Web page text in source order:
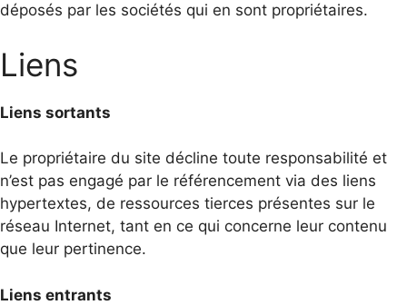
déposés par les sociétés qui en sont propriétaires.
Liens
Liens sortants
Le propriétaire du site décline toute responsabilité et
n’est pas engagé par le référencement via des liens
hypertextes, de ressources tierces présentes sur le
réseau Internet, tant en ce qui concerne leur contenu
que leur pertinence.
Liens entrants